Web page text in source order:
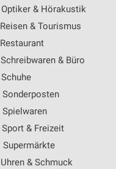
Optiker & Hörakustik
Reisen & Tourismus
Restaurant
Schreibwaren & Büro
Schuhe
Sonderposten
Spielwaren
Sport & Freizeit
Supermärkte
Uhren & Schmuck